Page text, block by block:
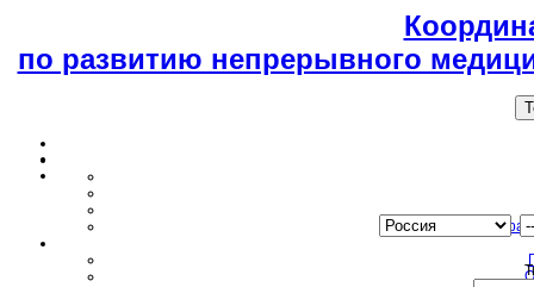
по развитию непрерывного